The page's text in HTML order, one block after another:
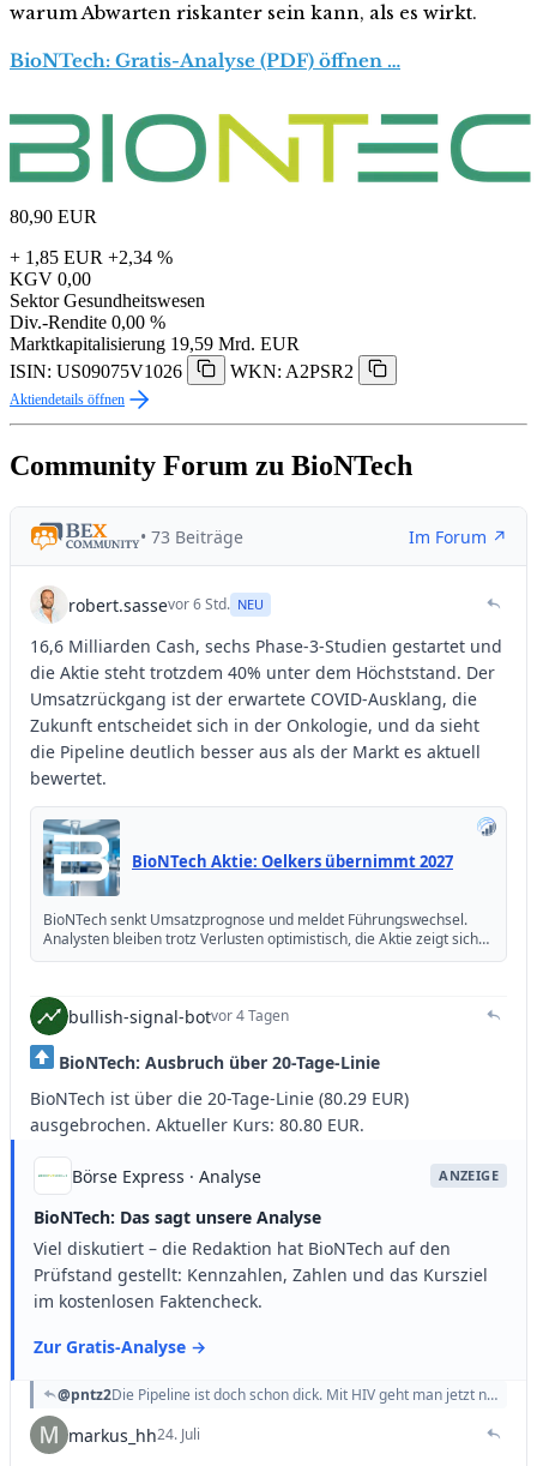
warum Abwarten riskanter sein kann, als es wirkt.
BioNTech: Gratis-Analyse (PDF) öffnen …
80,90 EUR
+ 1,85 EUR +2,34 %
KGV 0,00
Sektor Gesundheitswesen
Div.-Rendite 0,00 %
Marktkapitalisierung 19,59 Mrd. EUR
ISIN: US09075V1026
WKN: A2PSR2
Aktiendetails öffnen
Community Forum zu BioNTech